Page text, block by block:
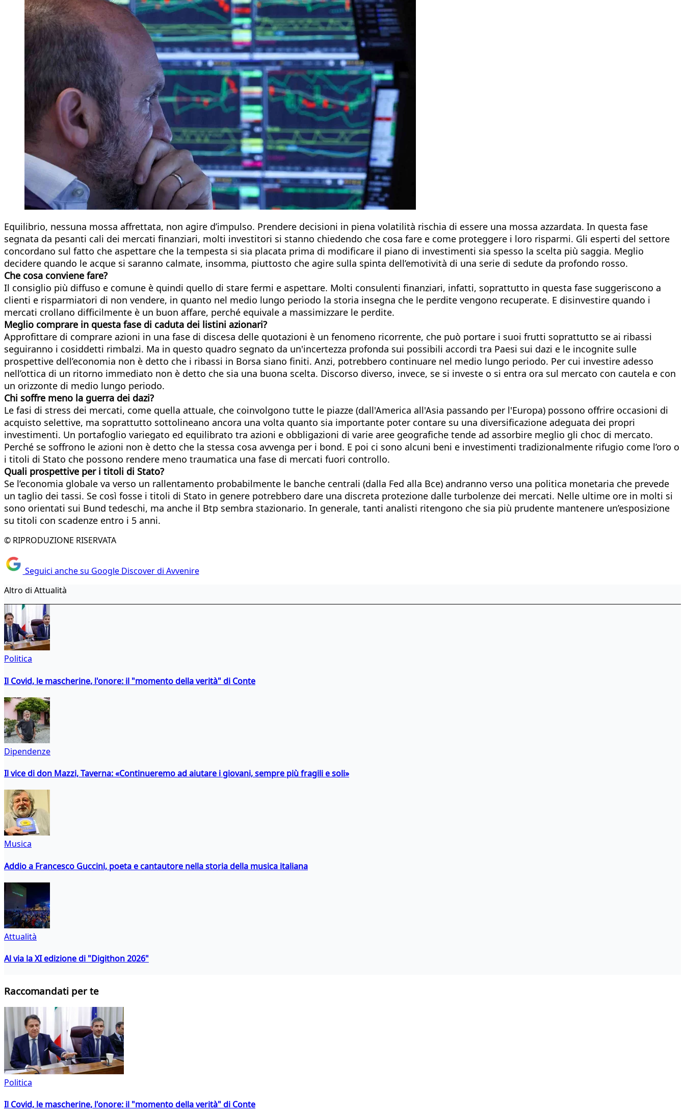
Equilibrio, nessuna mossa affrettata, non agire d’impulso. Prendere decisioni in piena volatilità rischia di essere una mossa azzardata. In questa fase
segnata da pesanti cali dei mercati finanziari, molti investitori si stanno chiedendo che cosa fare e come proteggere i loro risparmi. Gli esperti del settore
concordano sul fatto che aspettare che la tempesta si sia placata prima di modificare il piano di investimenti sia spesso la scelta più saggia. Meglio
decidere quando le acque si saranno calmate, insomma, piuttosto che agire sulla spinta dell’emotività di una serie di sedute da profondo rosso.
Che cosa conviene fare?
Il consiglio più diffuso e comune è quindi quello di stare fermi e aspettare. Molti consulenti finanziari, infatti, soprattutto in questa fase suggeriscono a
clienti e risparmiatori di non vendere, in quanto nel medio lungo periodo la storia insegna che le perdite vengono recuperate. E disinvestire quando i
mercati crollano difficilmente è un buon affare, perché equivale a massimizzare le perdite.
Meglio comprare in questa fase di caduta dei listini azionari?
Approfittare di comprare azioni in una fase di discesa delle quotazioni è un fenomeno ricorrente, che può portare i suoi frutti soprattutto se ai ribassi
seguiranno i cosiddetti rimbalzi. Ma in questo quadro segnato da un'incertezza profonda sui possibili accordi tra Paesi sui dazi e le incognite sulle
prospettive dell’economia non è detto che i ribassi in Borsa siano finiti. Anzi, potrebbero continuare nel medio lungo periodo. Per cui investire adesso
nell’ottica di un ritorno immediato non è detto che sia una buona scelta. Discorso diverso, invece, se si investe o si entra ora sul mercato con cautela e con
un orizzonte di medio lungo periodo.
Chi soffre meno la guerra dei dazi?
Le fasi di stress dei mercati, come quella attuale, che coinvolgono tutte le piazze (dall'America all'Asia passando per l'Europa) possono offrire occasioni di
acquisto selettive, ma soprattutto sottolineano ancora una volta quanto sia importante poter contare su una diversificazione adeguata dei propri
investimenti. Un portafoglio variegato ed equilibrato tra azioni e obbligazioni di varie aree geografiche tende ad assorbire meglio gli choc di mercato.
Perché se soffrono le azioni non è detto che la stessa cosa avvenga per i bond. E poi ci sono alcuni beni e investimenti tradizionalmente rifugio come l’oro o
i titoli di Stato che possono rendere meno traumatica una fase di mercati fuori controllo.
Quali prospettive per i titoli di Stato?
Se l’economia globale va verso un rallentamento probabilmente le banche centrali (dalla Fed alla Bce) andranno verso una politica monetaria che prevede
un taglio dei tassi. Se così fosse i titoli di Stato in genere potrebbero dare una discreta protezione dalle turbolenze dei mercati. Nelle ultime ore in molti si
sono orientati sui Bund tedeschi, ma anche il Btp sembra stazionario. In generale, tanti analisti ritengono che sia più prudente mantenere un’esposizione
su titoli con scadenze entro i 5 anni.
© RIPRODUZIONE RISERVATA
Seguici anche su Google Discover di Avvenire
Altro di Attualità
Politica
Il Covid, le mascherine, l'onore: il "momento della verità" di Conte
Dipendenze
Il vice di don Mazzi, Taverna: «Continueremo ad aiutare i giovani, sempre più fragili e soli»
Musica
Addio a Francesco Guccini, poeta e cantautore nella storia della musica italiana
Attualità
Al via la XI edizione di "Digithon 2026"
Raccomandati per te
Politica
Il Covid, le mascherine, l'onore: il "momento della verità" di Conte